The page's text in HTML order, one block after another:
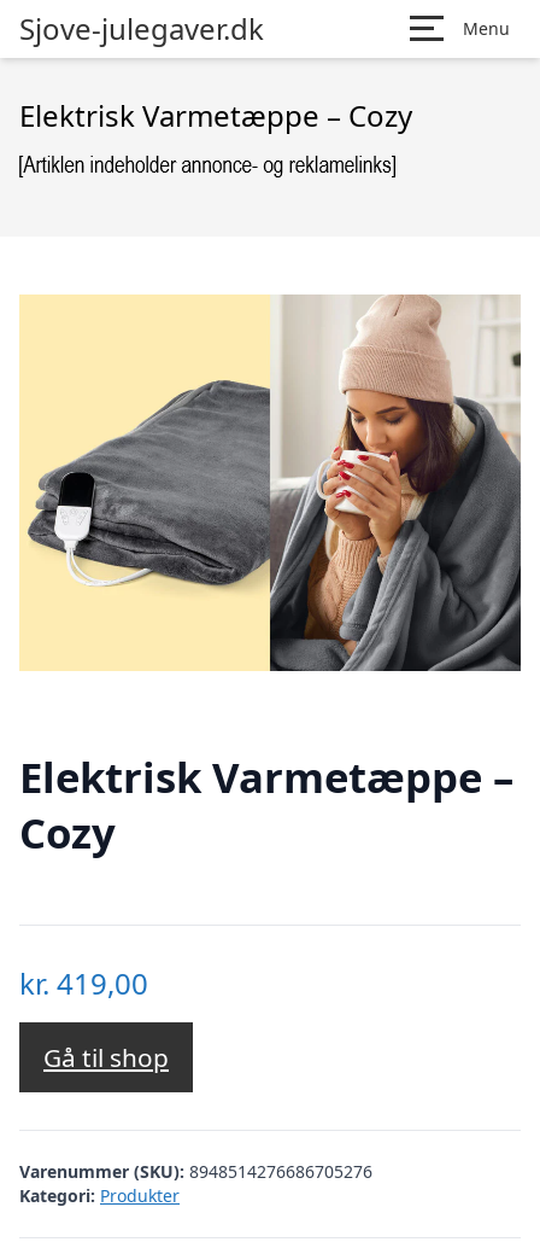
Sjove-julegaver.dk Menu
Elektrisk Varmetæppe – Cozy
Elektrisk Varmetæppe –
Cozy
kr. 419,00
Gå til shop
Varenummer (SKU): 8948514276686705276
Kategori: Produkter